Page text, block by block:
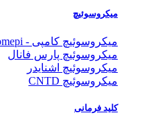
میکروسوئیچ
میکروسوئیچ کامپی - comepi
میکروسوئیچ پارس فانال
میکروسوئیچ اشنایدر
میکروسوئیچ CNTD
کلید فرمانی